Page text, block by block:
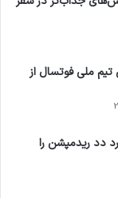
ملی فوتسال از
دد ریدمپشن را